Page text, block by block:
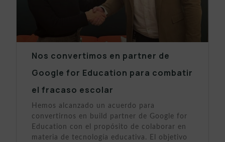
Nos convertimos en partner de
Google for Education para combatir
el fracaso escolar
Hemos alcanzado un acuerdo para
convertirnos en build partner de Google for
Education con el propósito de colaborar en
materia de tecnología educativa. El objetivo